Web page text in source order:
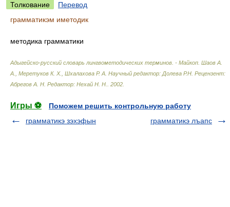
Толкование
Перевод
грамматикэм иметодик
методика грамматики
Адыгейско-русский словарь лингвометодических терминов. - Майкоп Шаов А.
А., Меретуков К. Х., Шхалахова Р. А. Научный редактор: Долева Р.Н. Рецензент:
Абрегов А. Н. Редактор: Нехай Н. Н.
2002
Игры ⚽
Поможем решить контрольную работу
грамматикэ зэхэфын
грамматикэ лъапс